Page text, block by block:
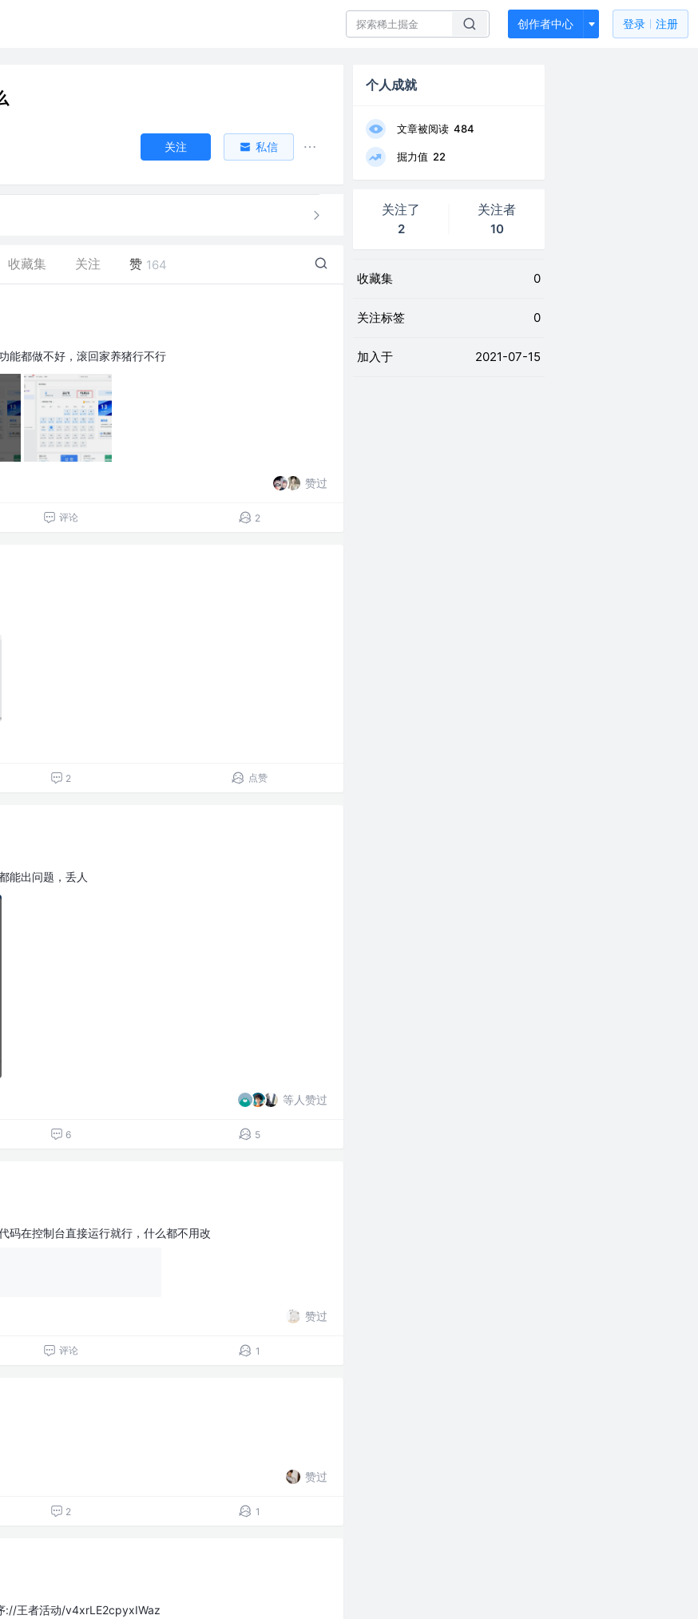
创作者中心 登录 注册
关注 私信
收藏集 关注 赞 164
能都做不好，滚回家养猪行不行
赞过
评论 2
2 点赞
能出问题，丢人
等人赞过
6 5
码在控制台直接运行就行，什么都不用改
赞过
评论 1
赞过
2 1
://王者活动/v4xrLE2cpyxIWaz
个人成就
文章被阅读 484
掘力值 22
关注了
2
关注者
10
收藏集 0
关注标签 0
加入于 2021-07-15